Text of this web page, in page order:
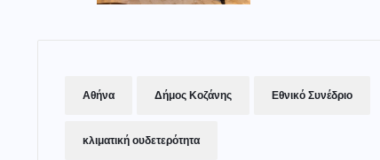
Αθήνα Δήμος Κοζάνης Εθνικό Συνέδριο
κλιματική ουδετερότητα